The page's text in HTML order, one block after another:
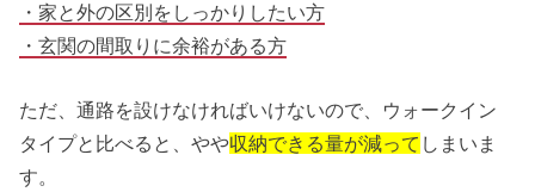
・家と外の区別をしっかりしたい方
・玄関の間取りに余裕がある方
ただ、通路を設けなければいけないので、ウォークイン
タイプと比べると、やや収納できる量が減って しまいま
す。